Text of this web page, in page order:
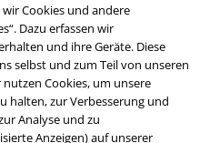
Cookies und andere
Dazu erfassen wir
und ihre Geräte. Diese
selbst und zum Teil von unseren
Cookies, um unsere
halten, zur Verbesserung und
Analyse und zu
Anzeigen) auf unserer